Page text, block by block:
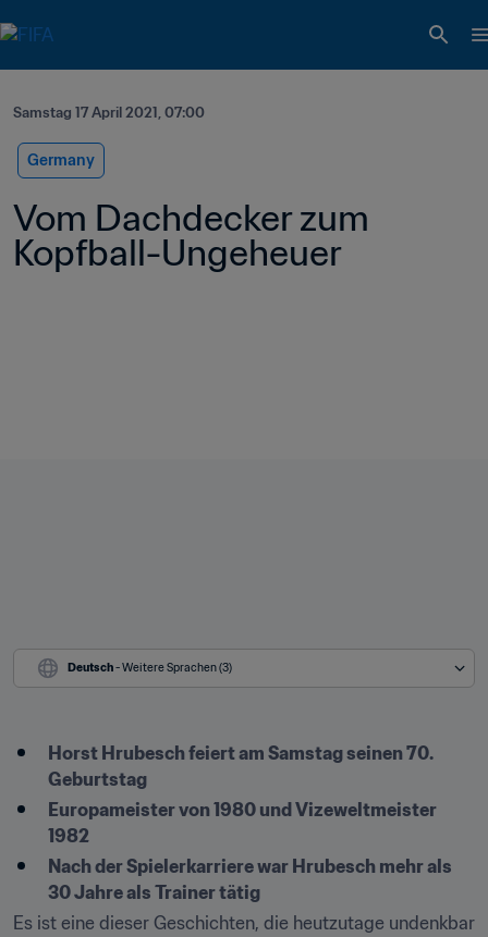
Samstag 17 April 2021, 07:00
Germany
Vom Dachdecker zum
Kopfball-Ungeheuer
Deutsch - Weitere Sprachen (3)
Horst Hrubesch feiert am Samstag seinen 70.
Geburtstag
Europameister von 1980 und Vizeweltmeister
1982
Nach der Spielerkarriere war Hrubesch mehr als
30 Jahre als Trainer tätig
Es ist eine dieser Geschichten, die heutzutage undenkbar